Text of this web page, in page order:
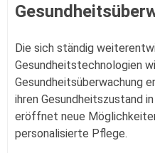
Die sich ständig
Gesundheitstechnologien
Gesundheitsüberwachung
ihren Gesundheitszustand
eröffnet neue
personalisierte Pflege.